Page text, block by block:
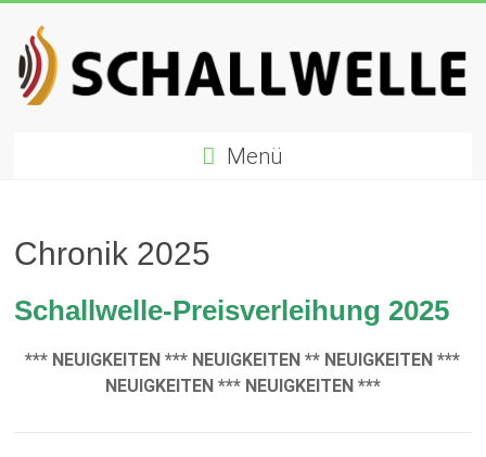
Inhalt
springen
Preis
für
Musik
Menü
Chronik 2025
Schallwelle-Preisverleihung 2025
*** NEUIGKEITEN *** NEUIGKEITEN ** NEUIGKEITEN ***
NEUIGKEITEN *** NEUIGKEITEN ***